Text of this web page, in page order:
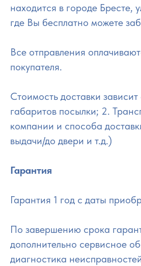
находится в городе Бресте,
где Вы бесплатно можете
Все отправления
покупателя.
Стоимость доставки
габаритов посылки; 2.
компании и способа
выдачи/до двери и т.д.)
Гарантия
Гарантия 1 год с даты
По завершению срока
дополнительно сервисное
диагностика